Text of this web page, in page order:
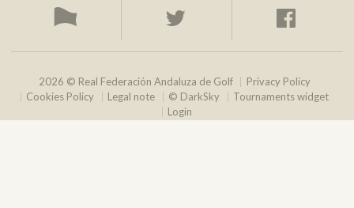
2026 © Real Federación Andaluza de Golf
Privacy Policy
Cookies Policy
Legal note © DarkSky
Tournaments widget
Login